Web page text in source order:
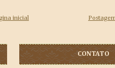
inicial
CONTATO